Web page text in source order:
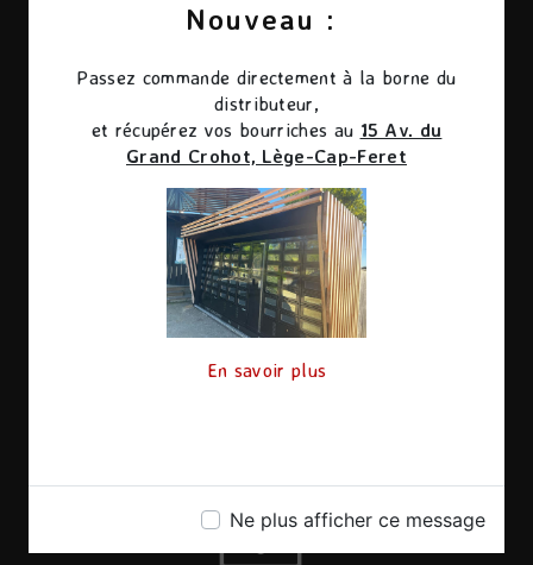
Nouveau :
Passez commande directement à la borne du
distributeur,
et récupérez vos bourriches au 15 Av. du
Grand Crohot, Lège-Cap-Feret
En savoir plus
Ne plus afficher ce message
Adresse
Ferret
Téléphone